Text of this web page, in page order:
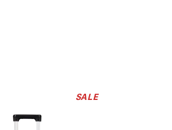
SALE